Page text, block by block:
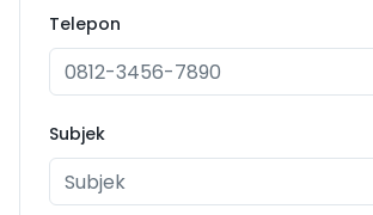
Telepon
Subjek